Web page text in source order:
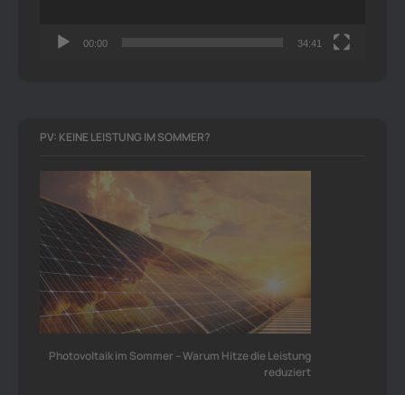
00:00 34:41
PV: KEINE LEISTUNG IM SOMMER?
Photovoltaik im Sommer – Warum Hitze die Leistung
reduziert